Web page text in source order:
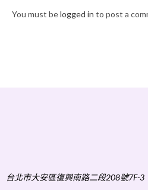
You must belogged in to post a
台北市大安區復興南路二段208號7F-3